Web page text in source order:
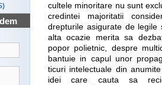
cultele minoritare nu sunt
credintei majoritatii
drepturile asigurate de
alta ocazie merita sa
popor polietnic, despre
bantuie in capul unor
ticuri intelectuale din
idei care cauta sa